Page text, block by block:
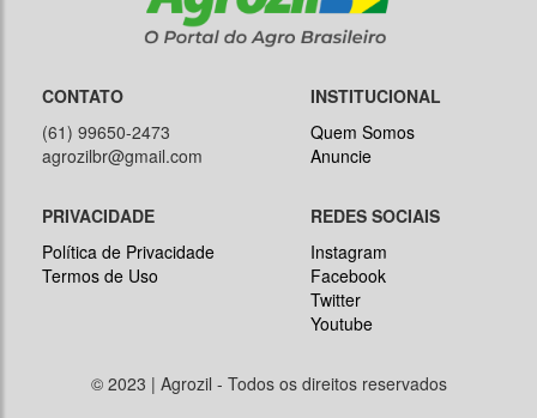
CONTATO
(61) 99650-2473
agrozilbr@gmail.com
INSTITUCIONAL
Quem Somos
Anuncie
PRIVACIDADE
Política de Privacidade
Termos de Uso
REDES SOCIAIS
Instagram
Facebook
Twitter
Youtube
© 2023 | Agrozil - Todos os direitos reservados